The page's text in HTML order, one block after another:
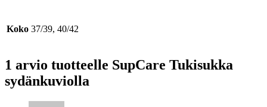
Koko 37/39, 40/42
1 arvio tuotteelle SupCare Tukisukka
sydänkuviolla